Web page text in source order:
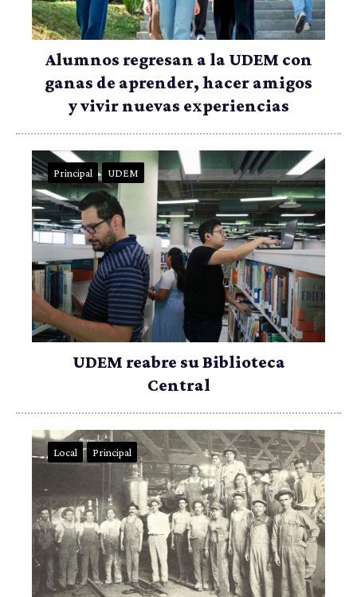
Alumnos regresan a la UDEM con
ganas de aprender, hacer amigos
y vivir nuevas experiencias
Principal UDEM
UDEM reabre su Biblioteca
Central
Local Principal